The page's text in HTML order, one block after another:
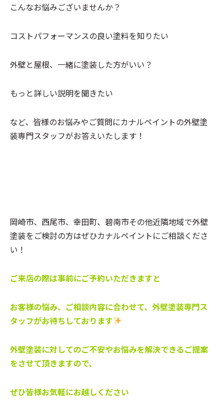
こんなお悩みございませんか？
コストパフォーマンスの良い塗料を知りたい
外壁と屋根、一緒に塗装した方がいい？
もっと詳しい説明を聞きたい
など、皆様のお悩みやご質問にカナルペイントの外壁塗
装専門スタッフがお答えいたします！
岡崎市、西尾市、幸田町、碧南市その他近隣地域で外壁
塗装をご検討の方はぜひカナルペイントにご相談くださ
い！
ご来店の際は事前にご予約いただきますと
お客様の悩み、ご相談内容に合わせて、外壁塗装専門ス
タッフがお待ちしております
外壁塗装に対してのご不安やお悩みを解決できるご提案
をさせて頂きますので、
ぜひ皆様お気軽にお越しください